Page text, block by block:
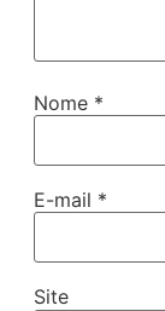
Nome *
E-mail *
Site